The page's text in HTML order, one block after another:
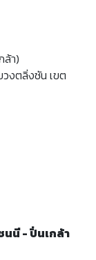
า)
งตลิ่งชัน เขต
นนี - ปิ่นเกล้า